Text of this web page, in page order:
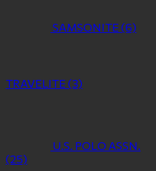
SAMSONITE (6)
TRAVELITE (3)
U.S. POLO ASSN.
(25)